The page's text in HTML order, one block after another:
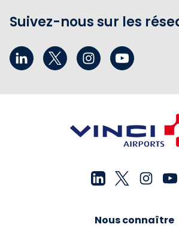
Suivez-nous sur les
Nous connaître